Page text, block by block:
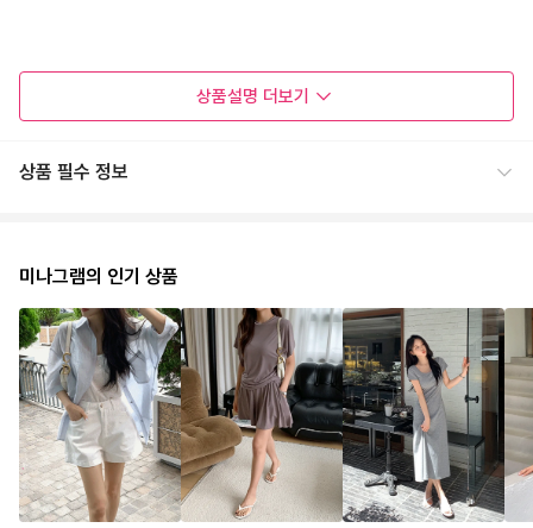
상품설명 더보기
상품 필수 정보
미나그램의 인기 상품